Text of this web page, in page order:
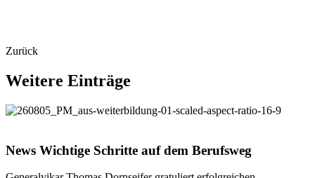
Zurück
Weitere Einträge
News Wichtige Schritte aufdem Berufsweg